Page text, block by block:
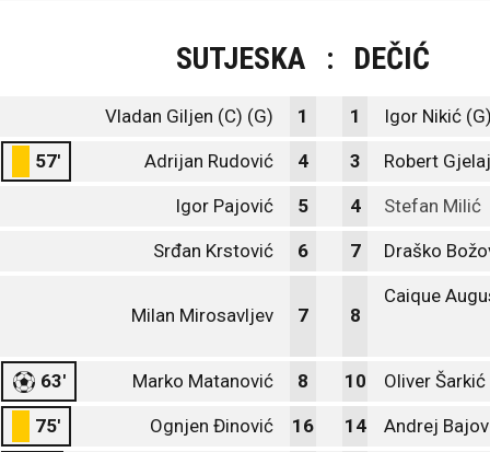
SUTJESKA : DEČIĆ
Vladan Giljen (C) (G) 1 1 Igor Nikić
57' Adrijan Rudović 4 3 Robert Gjelaj
Igor Pajović 5 4 Stefan Milić
Srđan Krstović 6 7 Draško
Milan Mirosavljev 7 8
Caique
63' Marko Matanović 8 10 Oliver Šarkić
75' Ognjen Đinović 16 14 Andrej